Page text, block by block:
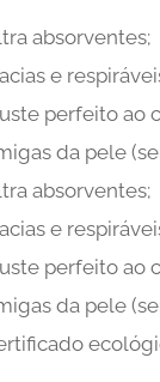
absorventes;
e
perfeito ao
da pele
absorventes;
e
perfeito ao
da pele